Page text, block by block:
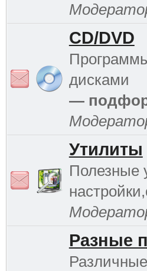
CD/DVD
дисками
—
Утилиты
Полезные
Разные